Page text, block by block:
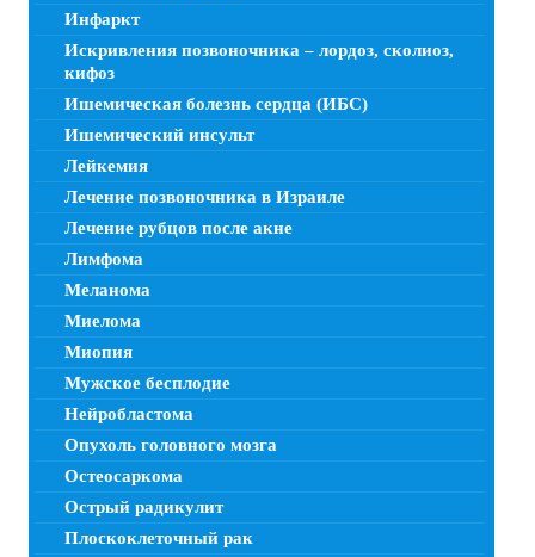
Инфаркт
Искривления позвоночника – лордоз, сколиоз,
кифоз
Ишемическая болезнь сердца (ИБС)
Ишемический инсульт
Лейкемия
Лечение позвоночника в Израиле
Лечение рубцов после акне
Лимфома
Меланома
Миелома
Миопия
Мужское бесплодие
Нейробластома
Опухоль головного мозга
Остеосаркома
Острый радикулит
Плоскоклеточный рак